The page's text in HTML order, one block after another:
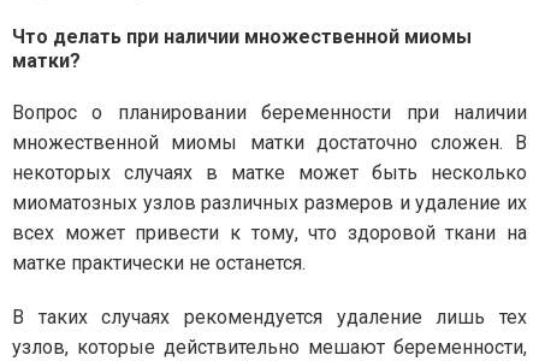
Что делать при наличии множественной миомы
матки?
Вопрос о планировании беременности при наличии
множественной миомы матки достаточно сложен. В
некоторых случаях в матке может быть несколько
миоматозных узлов различных размеров и удаление их
всех может привести к тому, что здоровой ткани на
матке практически не останется.
В таких случаях рекомендуется удаление лишь тех
узлов, которые действительно мешают беременности,